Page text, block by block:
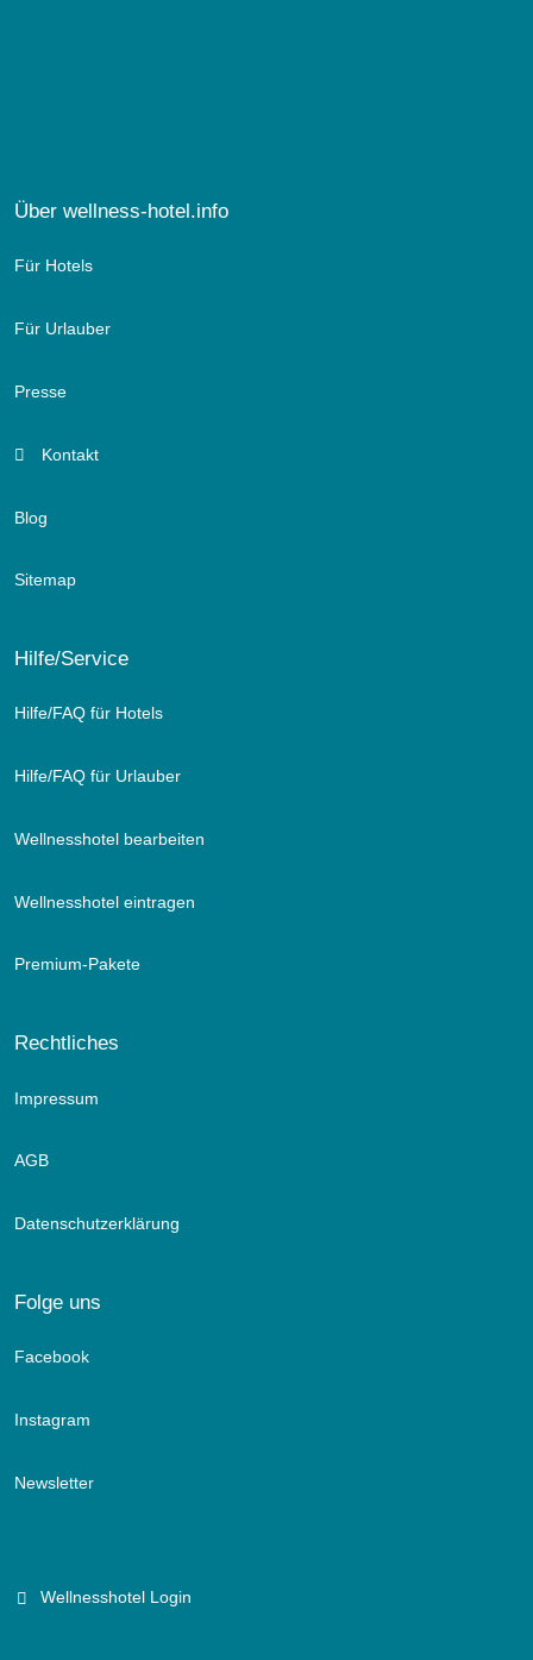
Über wellness-hotel.info
Für Hotels
Für Urlauber
Presse
Kontakt
Blog
Sitemap
Hilfe/Service
Hilfe/FAQ für Hotels
Hilfe/FAQ für Urlauber
Wellnesshotel bearbeiten
Wellnesshotel eintragen
Premium-Pakete
Rechtliches
Impressum
AGB
Datenschutzerklärung
Folge uns
Facebook
Instagram
Newsletter
Wellnesshotel Login